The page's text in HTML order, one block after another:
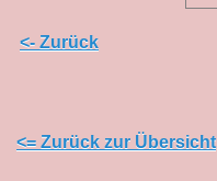
<- Zurück
<= Zurück zur Übersicht